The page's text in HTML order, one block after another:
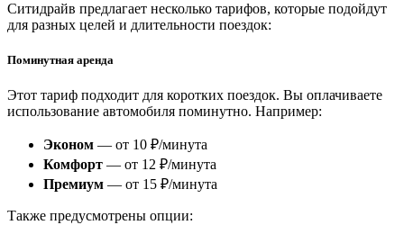
Ситидрайв предлагает несколько тарифов, которые подойдут
для разных целей и длительности поездок:
Поминутная аренда
Этот тариф подходит для коротких поездок. Вы оплачиваете
использование автомобиля поминутно. Например:
Эконом — от 10 ₽/минута
Комфорт — от 12 ₽/минута
Премиум — от 15 ₽/минута
Также предусмотрены опции: